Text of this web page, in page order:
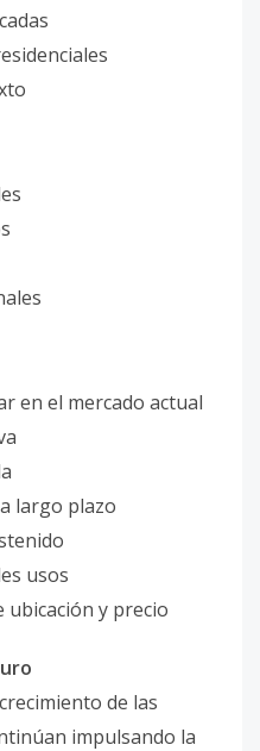
en el mercado actual
largo plazo
usos
ubicación y precio
de las
impulsando la